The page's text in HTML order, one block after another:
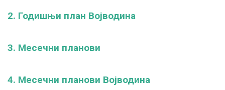
2. Годишњи план Војводина
3. Месечни планови
4. Месечни планови Војводина